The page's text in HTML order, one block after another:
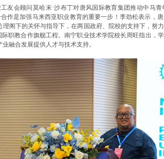
友会顾问莫哈末·沙布丁对唐风国际教育集团推动中马
作是加强马来西亚职业教育的重要一步！李劲松表示，
阁下的关怀与指导下，在两国政府、院校的支持下，努
际职教合作旗舰工程。南宁职业技术学院校长周旺指出，
融合发展提供人才与技术支持。